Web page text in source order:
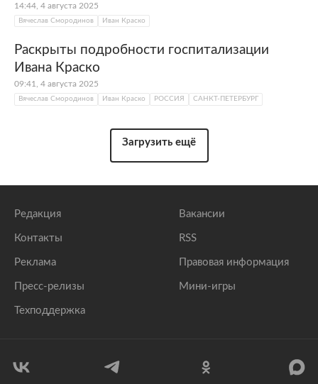
14:44, 4 августа 2025
Вячеслав Смородинов Иван Краско
Раскрыты подробности госпитализации
Ивана Краско
09:41, 4 августа 2025
Вячеслав Смородинов Иван Краско РОССИЯ САНКТ-ПЕТЕРБУРГ
Загрузить ещё
Редакция
Контакты
Реклама
Пресс-релизы
Техподдержка
Вакансии
RSS
Правовая информация
Мини-игры